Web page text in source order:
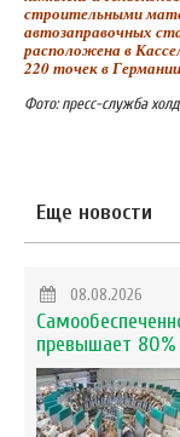
строительными
автозаправочных
расположена в
220 точек в
Фото: пресс-служба
Еще новости
08.08.2026
превышает 80%